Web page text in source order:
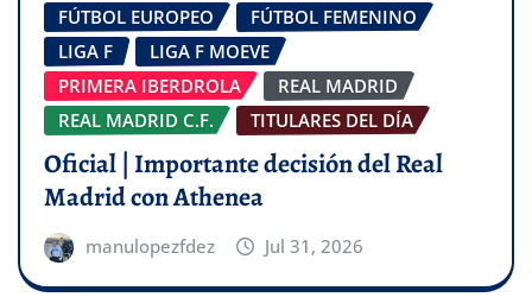
FÚTBOL EUROPEO
FÚTBOL FEMENINO
LIGA F
LIGA F MOEVE
PRIMERA IBERDROLA
REAL MADRID
REAL MADRID C.F.
TITULARES DEL DÍA
Oficial | Importante decisión del Real
Madrid con Athenea
manulopezfdez Jul 31, 2026